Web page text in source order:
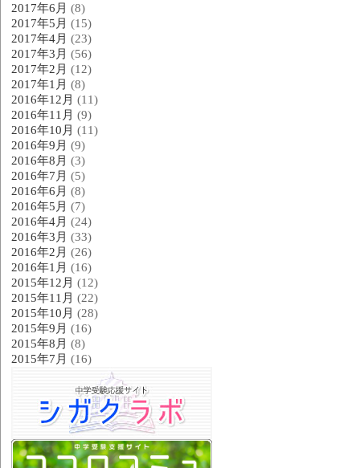
2017年6月 (8)
2017年5月 (15)
2017年4月 (23)
2017年3月 (56)
2017年2月 (12)
2017年1月 (8)
2016年12月 (11)
2016年11月 (9)
2016年10月 (11)
2016年9月 (9)
2016年8月 (3)
2016年7月 (5)
2016年6月 (8)
2016年5月 (7)
2016年4月 (24)
2016年3月 (33)
2016年2月 (26)
2016年1月 (16)
2015年12月 (12)
2015年11月 (22)
2015年10月 (28)
2015年9月 (16)
2015年8月 (8)
2015年7月 (16)